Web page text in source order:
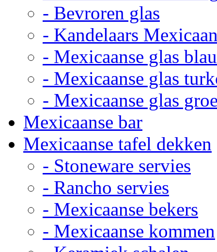
- Bevroren glas
- Kandelaars
- Mexicaanse glas
- Mexicaanse glas
- Mexicaanse glas
Mexicaanse bar
Mexicaanse tafel dekken
- Stoneware servies
- Rancho servies
- Mexicaanse bekers
- Mexicaanse kommen